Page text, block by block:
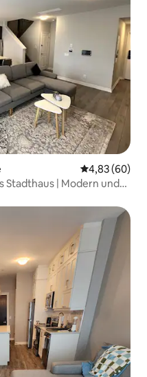
4,83 (60)
| Modern und